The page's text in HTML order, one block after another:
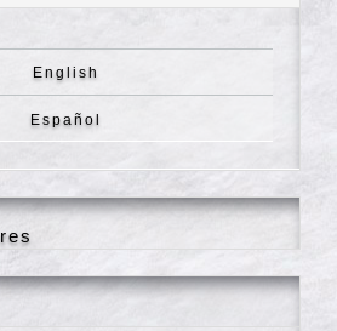
English
Español